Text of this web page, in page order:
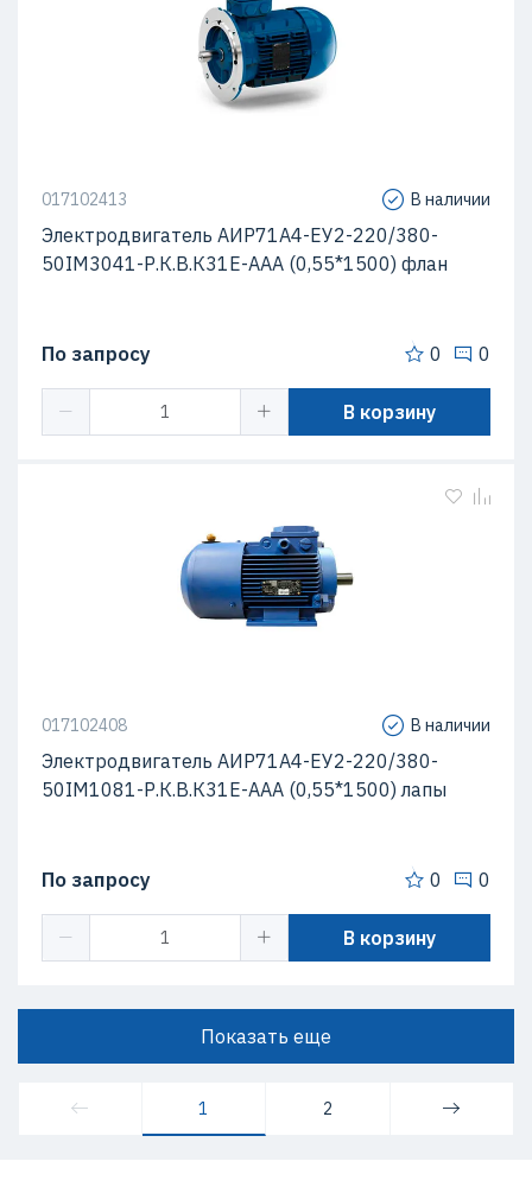
017102413 В наличии
Электродвигатель АИР71А4-ЕУ2-220/380-
50IМ3041-Р.К.В.К31Е-ААА (0,55*1500) флан
По запросу 0 0
В корзину
017102408 В наличии
Электродвигатель АИР71А4-ЕУ2-220/380-
50IМ1081-Р.К.В.К31Е-ААА (0,55*1500) лапы
По запросу 0 0
В корзину
Показать еще
1 2